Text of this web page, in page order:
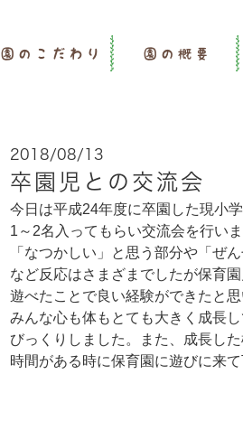
園のこだわり 園の概要
2018/08/13
卒園児との交流会
今日は平成24年度に卒園した現小
1～2名入ってもらい交流
「なつかしい」と思う部分や「ぜ
など反応はさまざまでしたが保育
遊べたことで良い経験ができたと思
みんな心も体もとても大きく成長し
びっくりしました。また、成長し
時間がある時に保育園に遊びに来